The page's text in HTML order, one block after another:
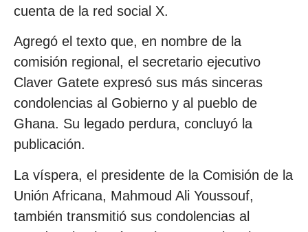
cuenta de la red social X.
Agregó el texto que, en nombre de la
comisión regional, el secretario ejecutivo
Claver Gatete expresó sus más sinceras
condolencias al Gobierno y al pueblo de
Ghana. Su legado perdura, concluyó la
publicación.
La víspera, el presidente de la Comisión de la
Unión Africana, Mahmoud Ali Youssouf,
también transmitió sus condolencias al